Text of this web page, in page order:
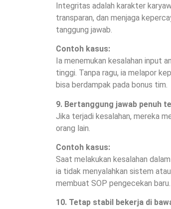
Integritas adalah karakter
transparan, dan menjaga
tanggung jawab.
Contoh kasus:
Ia menemukan kesalahan input
tinggi. Tanpa ragu, ia melapor
bisa berdampak pada bonus tim.
9. Bertanggung jawab penuh
Jika terjadi kesalahan, mereka
orang lain.
Contoh kasus:
Saat melakukan kesalahan
ia tidak menyalahkan sistem
membuat SOP pengecekan baru.
10. Tetap stabil bekerja di